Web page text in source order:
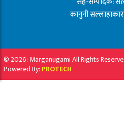
कानुनी
© 2026: Marganugami All Rights
Powered By: PROTECH